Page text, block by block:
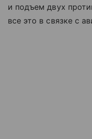
и подъем двух
все это в связке с